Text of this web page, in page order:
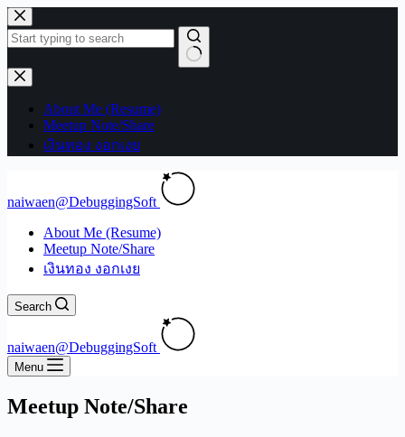
Skip
to
content
No
results
About Me (Resume)
Meetup Note/Share
เงินทอง งอกเงย
naiwaen@DebuggingSoft
About Me (Resume)
Meetup Note/Share
เงินทอง งอกเงย
Search
naiwaen@DebuggingSoft
Menu
Meetup Note/Share